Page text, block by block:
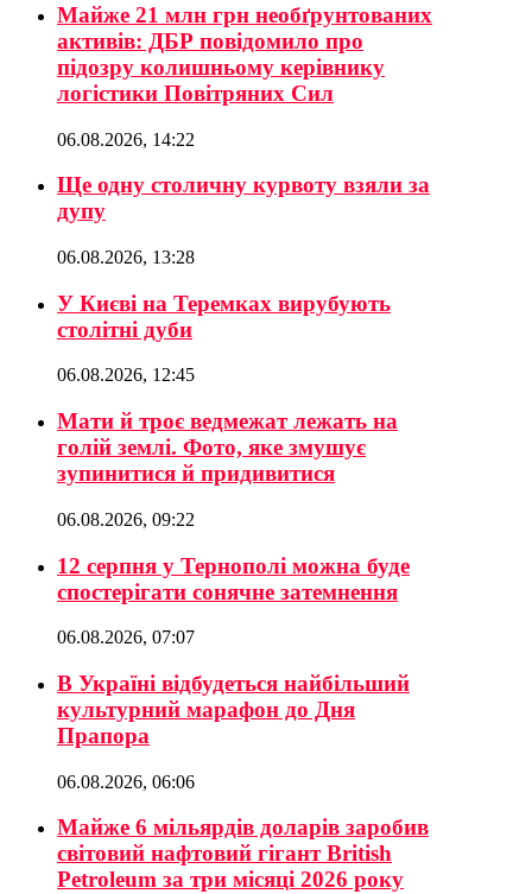
Майже 21 млн грн необґрунтованих
активів: ДБР повідомило про
підозру колишньому керівнику
логістики Повітряних Сил
06.08.2026, 14:22
Ще одну столичну курвоту взяли за
дупу
06.08.2026, 13:28
У Києві на Теремках вирубують
столітні дуби
06.08.2026, 12:45
Мати й троє ведмежат лежать на
голій землі. Фото, яке змушує
зупинитися й придивитися
06.08.2026, 09:22
12 серпня у Тернополі можна буде
спостерігати сонячне затемнення
06.08.2026, 07:07
В Україні відбудеться найбільший
культурний марафон до Дня
Прапора
06.08.2026, 06:06
Майже 6 мільярдів доларів заробив
світовий нафтовий гігант British
Petroleum за три місяці 2026 року